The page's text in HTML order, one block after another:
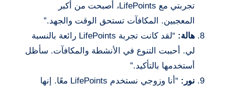
تجربتي مع LifePoints، أصبحت من أكبر
المعجبين. المكافآت تستحق الوقت والجهد.”
هالة:
“لقد كانت تجربة LifePoints رائعة بالنسبة
لي. أحببت التنوع في الأنشطة والمكافآت. سأظل
أستخدمها بالتأكيد.”
نور:
“أنا وزوجي نستخدم LifePoints معًا. إنها